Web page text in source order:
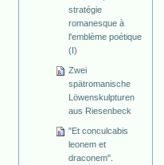
stratégie
romanesque à
l'emblème poétique
(I)
Zwei
spätromanische
Löwenskulpturen
aus Riesenbeck
"Et conculcabis
leonem et
draconem".